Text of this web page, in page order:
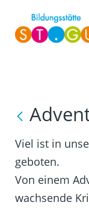
Viel ist in
geboten.
Von einem
wachsende